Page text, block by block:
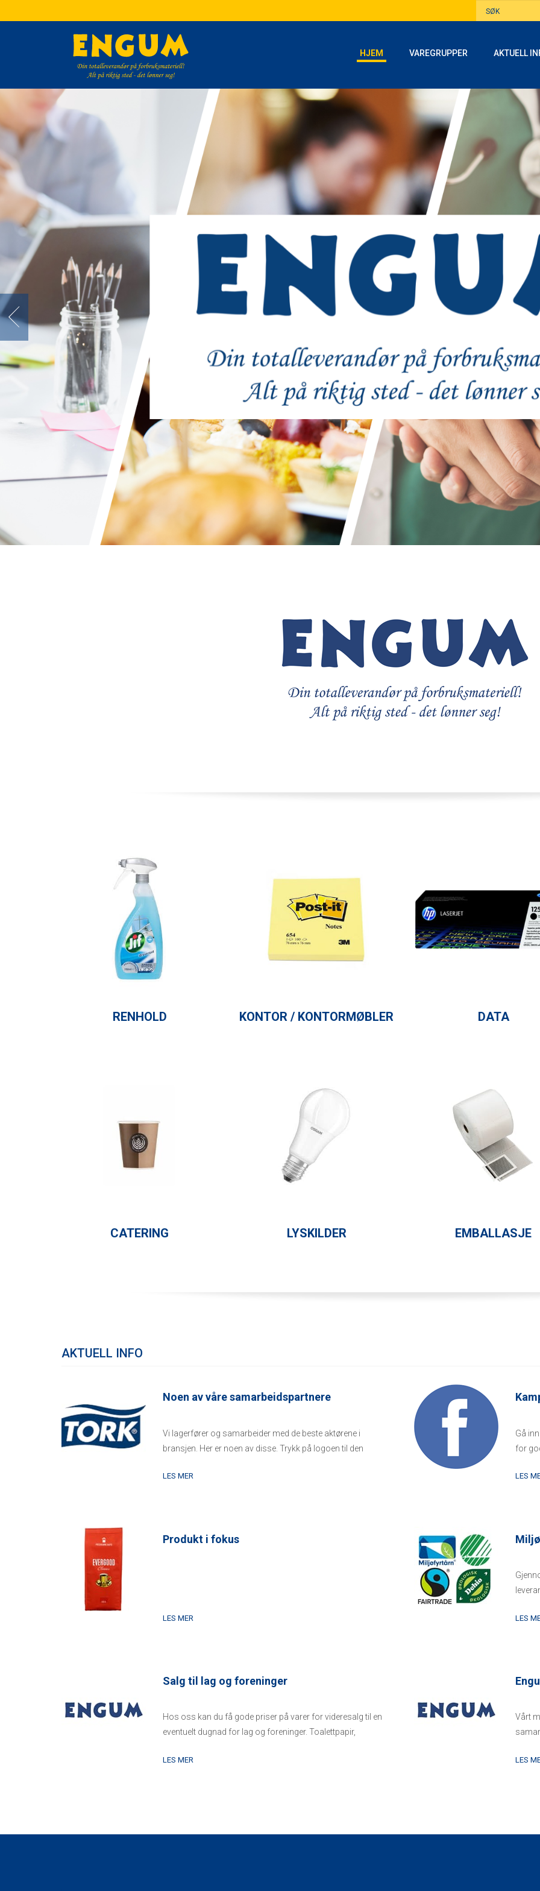
HJEM VAREGRUPPER AKTUELL
RENHOLD KONTOR / KONTORMØBLER DATA
CATERING LYSKILDER EMBALLASJE
AKTUELL INFO
Noen av våre samarbeidspartnere
Vi lagerfører og samarbeider med de beste aktørene i
bransjen. Her er noen av disse. Trykk på logoen til den
LES MER
Gå
for
LES
Produkt i fokus
LES MER LES
Salg til lag og foreninger
Hos oss kan du få gode priser på varer for videresalg til en
eventuelt dugnad for lag og foreninger. Toalettpapir,
LES MER
Vårt
LES